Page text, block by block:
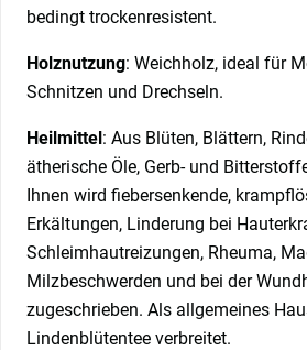
bedingt trockenresistent.
Holznutzung: Weichholz, ideal für
Schnitzen und Drechseln.
Heilmittel: Aus Blüten, Blättern,
ätherische Öle, Gerb- und
Ihnen wird fiebersenkende,
Erkältungen, Linderung bei
Schleimhautreizungen, Rheuma,
Milzbeschwerden und bei der
zugeschrieben. Als allgemeines
Lindenblütentee verbreitet.